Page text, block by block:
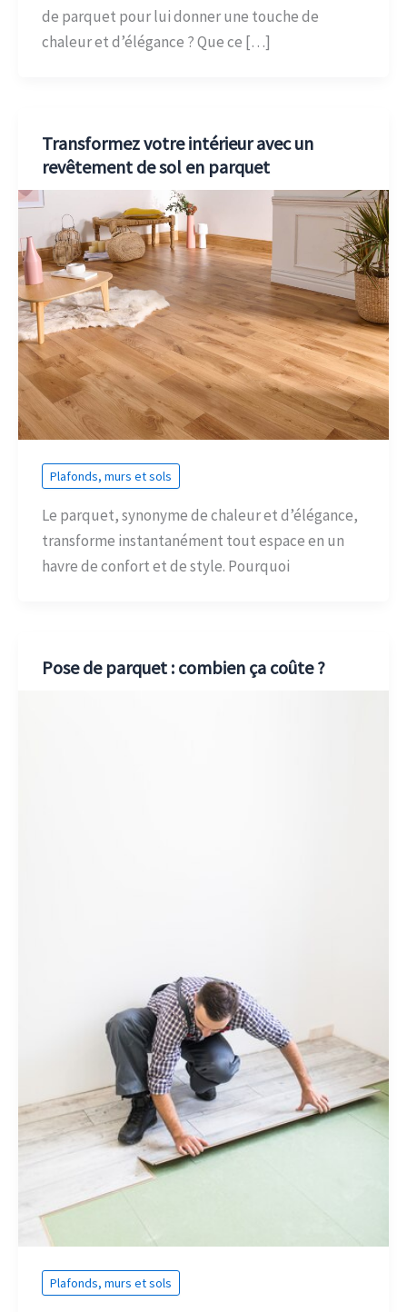
de parquet pour lui donner une touche de
chaleur et d’élégance ? Que ce […]
Transformez votre intérieur avec un
revêtement de sol en parquet
Plafonds, murs et sols
Le parquet, synonyme de chaleur et d’élégance,
transforme instantanément tout espace en un
havre de confort et de style. Pourquoi
Pose de parquet : combien ça coûte ?
Plafonds, murs et sols